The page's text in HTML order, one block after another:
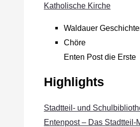
Katholische Kirche
Waldauer
Chöre
Enten Post die Erste
Highlights
Stadtteil- und
Entenpost – Das Stadtteil-